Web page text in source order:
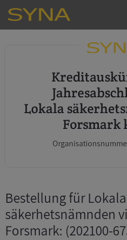
Kreditauskünfte und
Lokala
Forsmark
Bestellung für Lokala
säkerhetsnämnden
Forsmark: (202100-